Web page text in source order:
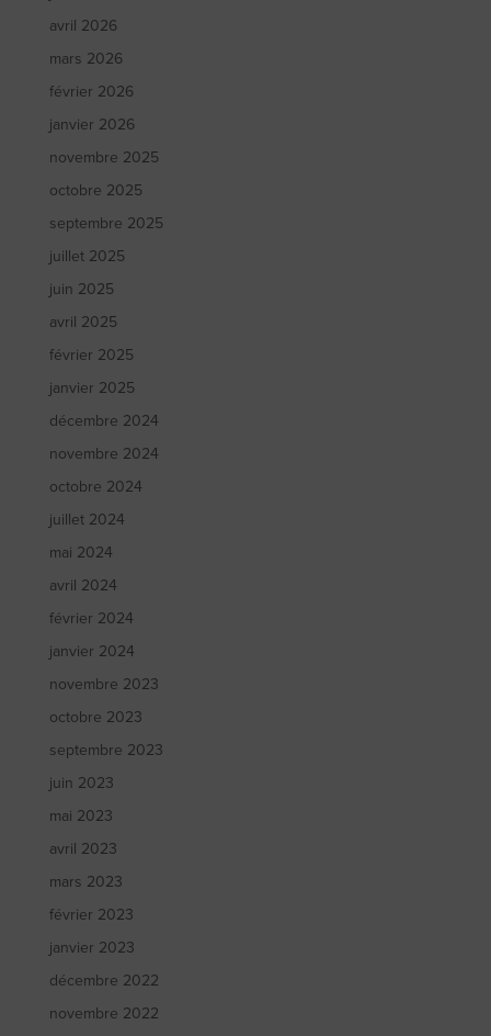
avril 2026
mars 2026
février 2026
janvier 2026
novembre 2025
octobre 2025
septembre 2025
juillet 2025
juin 2025
avril 2025
février 2025
janvier 2025
décembre 2024
novembre 2024
octobre 2024
juillet 2024
mai 2024
avril 2024
février 2024
janvier 2024
novembre 2023
octobre 2023
septembre 2023
juin 2023
mai 2023
avril 2023
mars 2023
février 2023
janvier 2023
décembre 2022
novembre 2022